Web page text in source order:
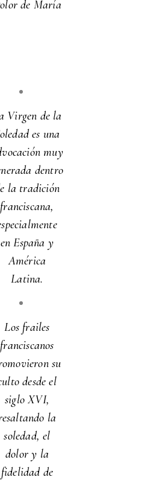
de María
Virgen de la
es una
muy
dentro
la tradición
franciscana,
en España y
América
Latina.
Los frailes
franciscanos
su
desde el
siglo XVI,
la
soledad, el
dolor y la
fidelidad de